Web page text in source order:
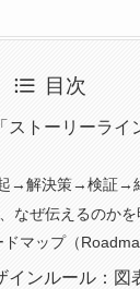
目次
トーリーラ
→解決策→検証→
なぜ伝えるのかを
マップ（
ンルール：